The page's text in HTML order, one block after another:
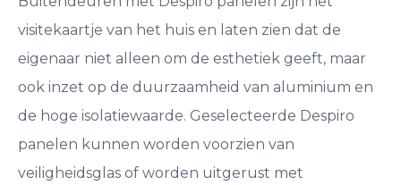
visitekaartje van het huis en laten zien dat de
eigenaar niet alleen om de esthetiek geeft, maar
ook inzet op de duurzaamheid van aluminium en
de hoge isolatiewaarde. Geselecteerde Despiro
panelen kunnen worden voorzien van
veiligheidsglas of worden uitgerust met